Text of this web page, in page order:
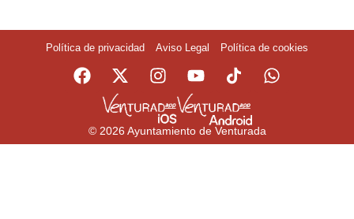
Política de privacidad Aviso Legal Política de cookies
© 2026 Ayuntamiento de Venturada